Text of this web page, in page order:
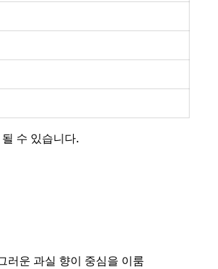
수 있습니다.
러운 과실 향이 중심을 이룸